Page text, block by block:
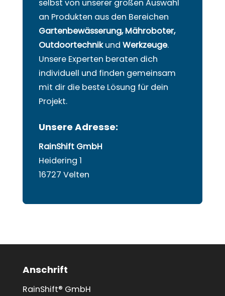
selbst von unserer großen Auswahl
an Produkten aus den Bereichen
Gartenbewässerung, Mähroboter,
Outdoortechnikund Werkzeuge.
Unsere Experten beraten dich
individuell und finden gemeinsam
mit dir die beste Lösung für dein
Projekt.
Unsere Adresse:
RainShift GmbH
Heidering 1
16727 Velten
Anschrift
RainShift® GmbH